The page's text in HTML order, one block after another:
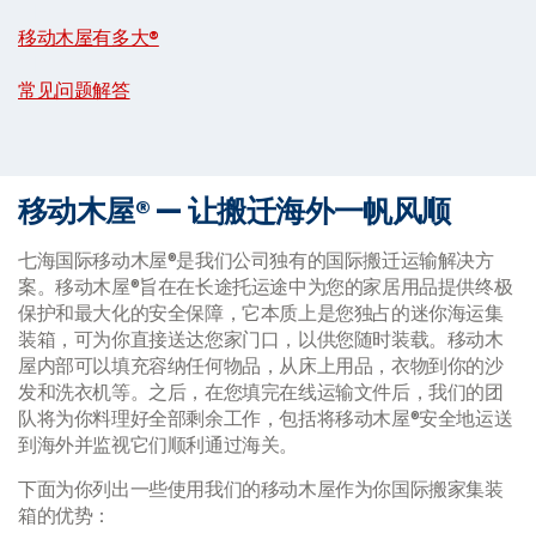
移动木屋有多大®
常见问题解答
移动木屋® — 让搬迁海外一帆风顺
七海国际移动木屋®是我们公司独有的国际搬迁运输解决方
案。移动木屋®旨在在长途托运途中为您的家居用品提供终极
保护和最大化的安全保障，它本质上是您独占的迷你海运集
装箱，可为你直接送达您家门口，以供您随时装载。移动木
屋内部可以填充容纳任何物品，从床上用品，衣物到你的沙
发和洗衣机等。之后，在您填完在线运输文件后，我们的团
队将为你料理好全部剩余工作，包括将移动木屋®安全地运送
到海外并监视它们顺利通过海关。
下面为你列出一些使用我们的移动木屋作为你国际搬家集装
箱的优势：